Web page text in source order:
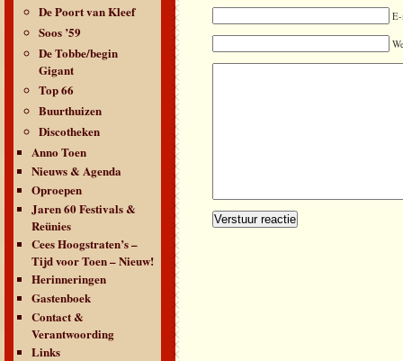
De Poort van Kleef
Soos ’59
De Tobbe/begin
Gigant
Top 66
Buurthuizen
Discotheken
Anno Toen
Nieuws & Agenda
Oproepen
Jaren 60 Festivals &
Reünies
Cees Hoogstraten’s –
Tijd voor Toen – Nieuw!
Herinneringen
Gastenboek
Contact &
Verantwoording
Links